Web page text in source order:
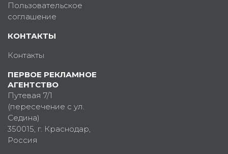
Пользовательское
соглашение
КОНТАКТЫ
Контакты
ПЕРВОЕ РЕКЛАМНОЕ
АГЕНТСТВО
Путевая 7/1
(пересечение с ул.
Седина)
350015, г. Краснодар,
Россия